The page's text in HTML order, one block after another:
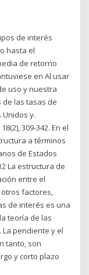
de interés
hasta el
de retorno
en Al usar
uso y nuestra
las tasas de
y.
309-342. En el
a términos
de Estados
La estructura de
entre el
factores,
de interés es una
teoría de las
pendiente y el
tanto, son
y corto plazo